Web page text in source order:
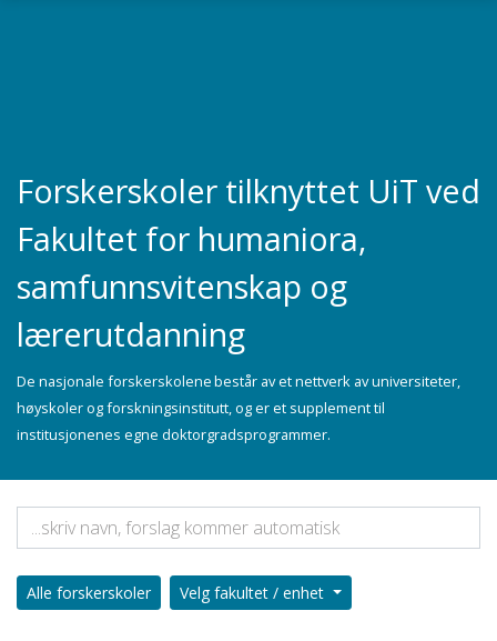
Forskerskoler tilknyttet UiT ved
Fakultet for humaniora,
samfunnsvitenskap og
lærerutdanning
De nasjonale forskerskolene består av et nettverk av universiteter,
høyskoler og forskningsinstitutt, og er et supplement til
institusjonenes egne doktorgradsprogrammer.
Alle forskerskoler Velg fakultet / enhet